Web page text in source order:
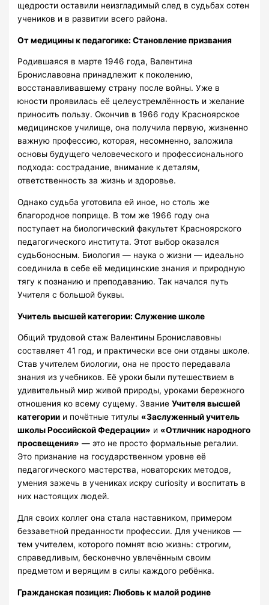
щедрости оставили неизгладимый след в судьбах сотен
учеников и в развитии всего района.
От медицины к педагогике: Становление призвания
Родившаяся в марте 1946 года, Валентина
Брониславовна принадлежит к поколению,
восстанавливавшему страну после войны. Уже в
юности проявилась её целеустремлённость и желание
приносить пользу. Окончив в 1966 году Красноярское
медицинское училище, она получила первую, жизненно
важную профессию, которая, несомненно, заложила
основы будущего человеческого и профессионального
подхода: сострадание, внимание к деталям,
ответственность за жизнь и здоровье.
Однако судьба уготовила ей иное, но столь же
благородное поприще. В том же 1966 году она
поступает на биологический факультет Красноярского
педагогического института. Этот выбор оказался
судьбоносным. Биология — наука о жизни — идеально
соединила в себе её медицинские знания и природную
тягу к познанию и преподаванию. Так начался путь
Учителя с большой буквы.
Учитель высшей категории: Служение школе
Общий трудовой стаж Валентины Брониславовны
составляет 41 год, и практически все они отданы школе.
Став учителем биологии, она не просто передавала
знания из учебников. Её уроки были путешествием в
удивительный мир живой природы, уроками бережного
отношения ко всему сущему. ЗваниеУчителя высшей
категории и почётные титулы «Заслуженный учитель
школы Российской Федерации» и «Отличник народного
просвещения» — это не просто формальные регалии.
Это признание на государственном уровне её
педагогического мастерства, новаторских методов,
умения зажечь в учениках искру curiosity и воспитать в
них настоящих людей.
Для своих коллег она стала наставником, примером
беззаветной преданности профессии. Для учеников —
тем учителем, которого помнят всю жизнь: строгим,
справедливым, бесконечно увлечённым своим
предметом и верящим в силы каждого ребёнка.
Гражданская позиция: Любовь к малой родине